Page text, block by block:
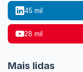
45 mil
28 mil
Mais lidas